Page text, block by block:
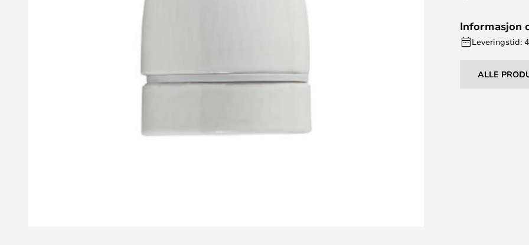
Informasjon
Leveringstid:
ALLE